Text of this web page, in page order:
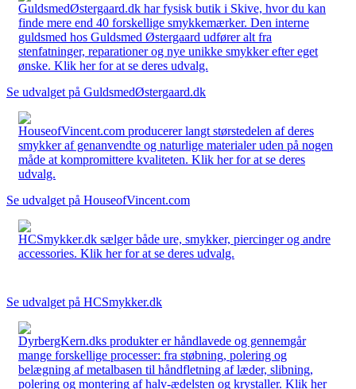
GuldsmedØstergaard.dk har fysisk butik i Skive, hvor du kan
finde mere end 40 forskellige smykkemærker. Den interne
guldsmed hos Guldsmed Østergaard udfører alt fra
stenfatninger, reparationer og nye unikke smykker efter eget
ønske. Klik her for at se deres udvalg.
Se udvalget på GuldsmedØstergaard.dk
HouseofVincent.com producerer langt størstedelen af deres
smykker af genanvendte og naturlige materialer uden på nogen
måde at kompromittere kvaliteten. Klik her for at se deres
udvalg.
Se udvalget på HouseofVincent.com
HCSmykker.dk sælger både ure, smykker, piercinger og andre
accessories. Klik her for at se deres udvalg.
Se udvalget på HCSmykker.dk
DyrbergKern.dks produkter er håndlavede og gennemgår
mange forskellige processer: fra støbning, polering og
belægning af metalbasen til håndfletning af læder, slibning,
polering og montering af halv-ædelsten og krystaller. Klik her